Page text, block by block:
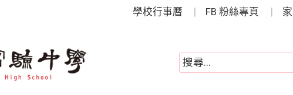
學校行事曆 FB 粉絲專頁